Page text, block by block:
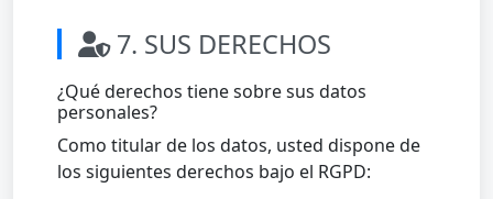
7. SUS DERECHOS
¿Qué derechos tiene sobre sus datos
personales?
Como titular de los datos, usted dispone de
los siguientes derechos bajo el RGPD: